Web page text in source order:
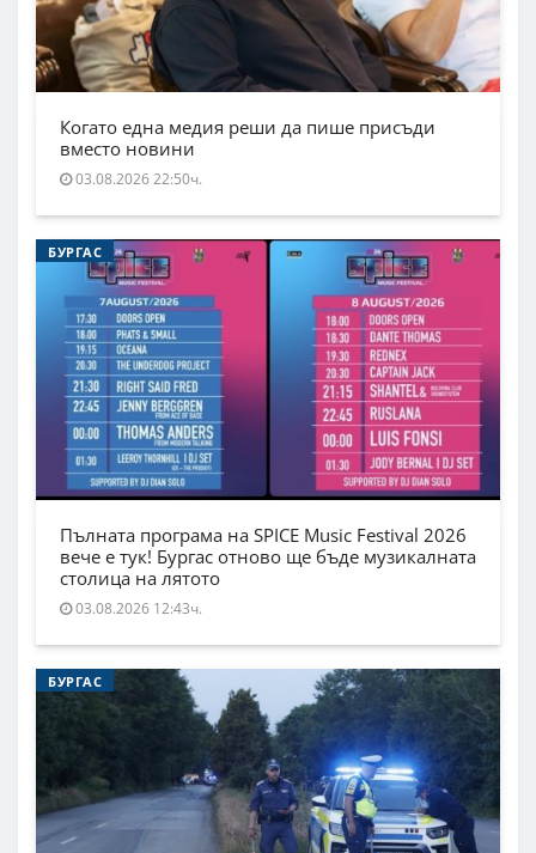
Когато една медия реши да пише присъди
вместо новини
03.08.2026 22:50ч.
БУРГАС
Пълната програма на SPICE Music Festival 2026
вече е тук! Бургас отново ще бъде музикалната
столица на лятото
03.08.2026 12:43ч.
БУРГАС